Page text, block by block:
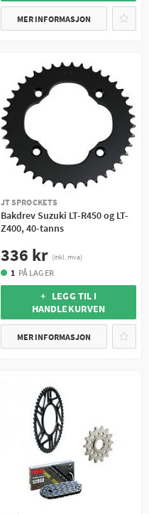
MER INFORMASJON
JT SPROCKETS
Bakdrev Suzuki LT-R450 og LT-
Z400, 40-tanns
336 kr (inkl. mva)
1 PÅ LAGER
+ LEGG TIL I
HANDLEKURVEN
MER INFORMASJON